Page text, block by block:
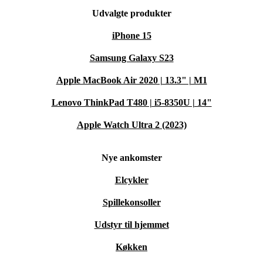
Udvalgte produkter
iPhone 15
Samsung Galaxy S23
Apple MacBook Air 2020 | 13.3" | M1
Lenovo ThinkPad T480 | i5-8350U | 14"
Apple Watch Ultra 2 (2023)
Nye ankomster
Elcykler
Spillekonsoller
Udstyr til hjemmet
Køkken